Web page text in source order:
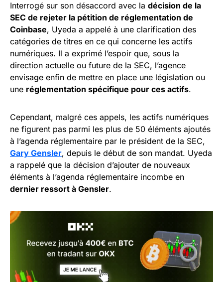
Interrogé sur son désaccord avec la décision de la
SEC de rejeter la pétition de réglementation de
Coinbase, Uyeda a appelé à une clarification des
catégories de titres en ce qui concerne les actifs
numériques. Il a exprimé l’espoir que, sous la
direction actuelle ou future de la SEC, l’agence
envisage enfin de mettre en place une législation ou
une réglementation spécifique pour ces actifs.
Cependant, malgré ces appels, les actifs numériques
ne figurent pas parmi les plus de 50 éléments ajoutés
à l’agenda réglementaire par le président de la SEC,
Gary Gensler, depuis le début de son mandat. Uyeda
a rappelé que la décision d’ajouter de nouveaux
éléments à l’agenda réglementaire incombe en
dernier ressort à Gensler.